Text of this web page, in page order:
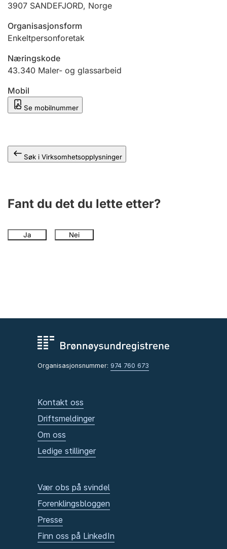
Ektepaktveileder
Offentlig sektor
Andre tema
3907 SANDEFJORD, Norge
Organisasjonsform
Enkeltpersonforetak
Næringskode
43.340 Maler- og glassarbeid
Mobil
Se mobilnummer
Søk i Virksomhetsopplysninger
Fant du det du lette etter?
Ja Nei
Organisasjonsnummer: 974 760 673
Kontakt oss
Driftsmeldinger
Om oss
Ledige stillinger
Vær obs på svindel
Forenklingsbloggen
Presse
Finn oss på LinkedIn